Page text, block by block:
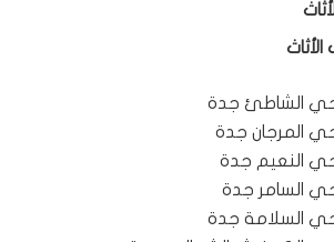
الشاطئ جدة
المرجان جدة
النعيم جدة
السامر جدة
السلامة جدة